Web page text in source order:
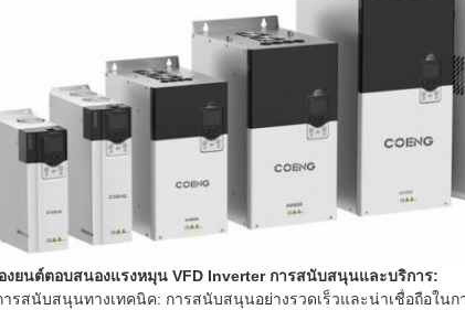
งยนต์ตอบสนองแรงหมุน VFD Inverter การสนับสนุนและบริการ:
ารสนับสนุนทางเทคนิค: การสนับสนุนอย่างรวดเร็วและน่าเชื่อถือใ